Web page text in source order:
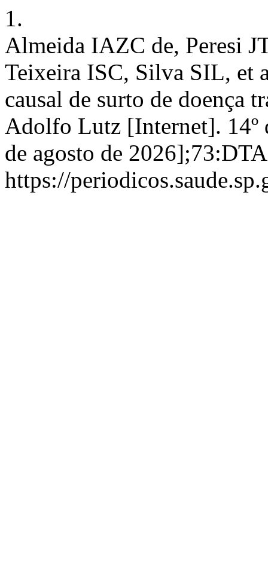
1.
Almeida IAZC de, Peresi
Teixeira ISC, Silva SIL, et
causal de surto de doença
Adolfo Lutz [Internet]. 14º
de agosto de
https://